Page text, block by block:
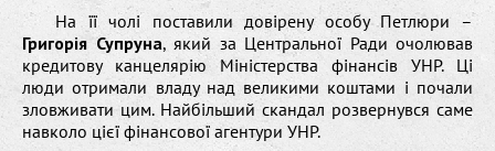
На її чолі поставили довірену особу Петлюри –
Григорія Супруна, який за Центральної Ради очолював
кредитову канцелярію Міністерства фінансів УНР. Ці
люди отримали владу над великими коштами і почали
зловживати цим. Найбільший скандал розвернувся саме
навколо цієї фінансової агентури УНР.